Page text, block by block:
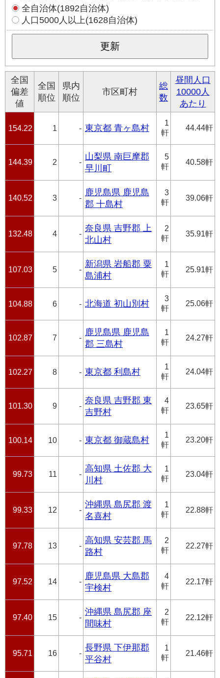
全自治体(1892自治体)
人口5000人以上(1628自治体)
全国
偏差
値
全国
順位
県内
順位
市区町村
総
数
昼間人口
10000人
あたり
154.22 1 - 東京都 青ヶ島村
1
軒
44.44軒
144.39 2 -
山梨県 南巨摩郡
早川町
5
軒
40.58軒
140.52 3 -
鹿児島県 鹿児島
郡 十島村
3
軒
39.06軒
132.48 4 -
奈良県 吉野郡 上
北山村
2
軒
35.91軒
107.03 5 -
新潟県 岩船郡 粟
島浦村
1
軒
25.91軒
104.88 6 - 北海道 初山別村
3
軒
25.06軒
102.87 7 -
鹿児島県 鹿児島
郡 三島村
1
軒
24.27軒
102.27 8 - 東京都 利島村
1
軒
24.04軒
101.30 9 -
奈良県 吉野郡 東
吉野村
4
軒
23.65軒
100.14 10 - 東京都 御蔵島村
1
軒
23.20軒
99.73 11 -
高知県 土佐郡 大
川村
1
軒
23.04軒
99.33 12 -
沖縄県 島尻郡 渡
名喜村
1
軒
22.88軒
97.78 13 -
高知県 安芸郡 馬
路村
2
軒
22.27軒
97.52 14 -
鹿児島県 大島郡
宇検村
4
軒
22.17軒
97.40 15 -
沖縄県 島尻郡 座
間味村
2
軒
22.12軒
95.71 16 -
長野県 下伊那郡
平谷村
1
軒
21.46軒